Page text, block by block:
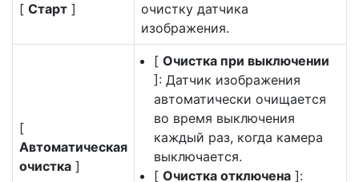
[ Старт ]
очистку датчика
изображения.
[
Автоматическая
очистка ]
[ Очистка при выключении
]: Датчик изображения
автоматически очищается
во время выключения
каждый раз, когда камера
выключается.
[ Очистка отключена ]: